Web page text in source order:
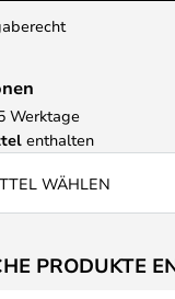
Werktage
enthalten
WÄHLEN
PRODUKTE